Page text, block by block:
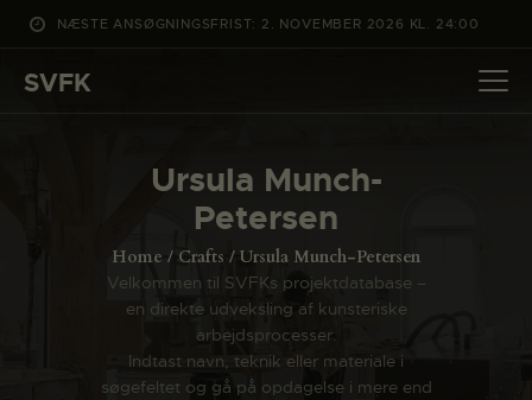
NÆSTE ANSØGNINGSFRIST: 2. NOVEMBER 2026 KL. 24:00
SVFK
Ursula Munch-
Petersen
Home Crafts Ursula Munch-Petersen
Velkommen til SVFKs projektdatabase –
en direkte udveksling af kunsteriske
arbejdsprocesser.
Indtast navn, teknik eller materiale i
søgefeltet og gå på opdagelse i mere end
DET SKER
PROJEKTER
ANSØG
OM SVFK
ENGLISH